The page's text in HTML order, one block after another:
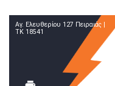
Αγ. Ελευθερίου 127 Πειραιάς |
TK 18541